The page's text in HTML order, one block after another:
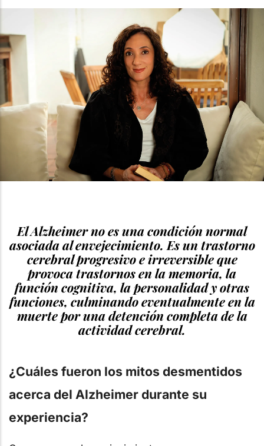
El Alzheimer no es una condición normal
asociada al envejecimiento. Es un trastorno
cerebral progresivo e irreversible que
provoca trastornos en la memoria, la
función cognitiva, la personalidad y otras
funciones, culminando eventualmente en la
muerte por una detención completa de la
actividad cerebral.
¿Cuáles fueron los mitos desmentidos
acerca del Alzheimer durante su
experiencia?